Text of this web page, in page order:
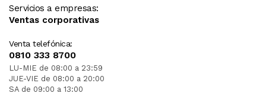
Servicios a empresas:
Ventas corporativas
Venta telefónica:
0810 333 8700
LU-MIE de 08:00 a 23:59
JUE-VIE de 08:00 a 20:00
SA de 09:00 a 13:00